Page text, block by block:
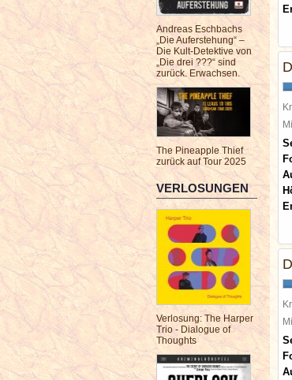
Andreas Eschbachs
„Die Auferstehung“ –
Die Kult-Detektive von
„Die drei ???“ sind
zurück. Erwachsen.
The Pineapple Thief
zurück auf Tour 2025
VERLOSUNGEN
Verlosung: The Harper
Trio - Dialogue of
Thoughts